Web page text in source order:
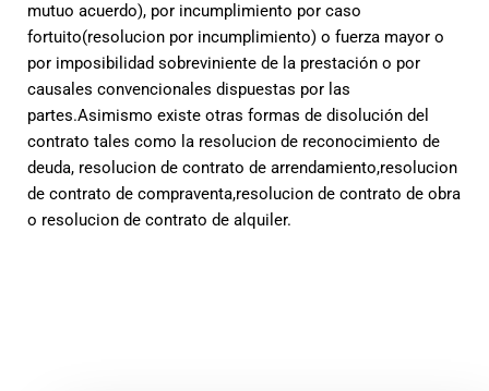
mutuo acuerdo), por incumplimiento por caso
fortuito(resolucion por incumplimiento) o fuerza mayor o
por imposibilidad sobreviniente de la prestación o por
causales convencionales dispuestas por las
partes.Asimismo existe otras formas de disolución del
contrato tales como la resolucion de reconocimiento de
deuda, resolucion de contrato de arrendamiento,resolucion
de contrato de compraventa,resolucion de contrato de obra
o resolucion de contrato de alquiler.